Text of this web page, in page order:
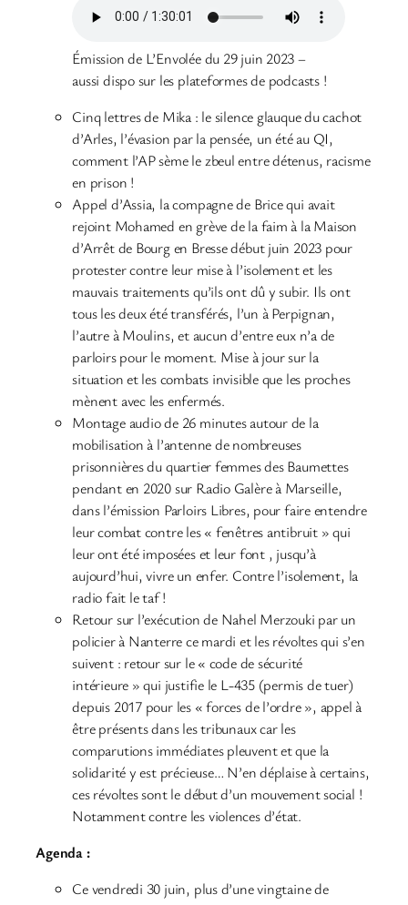
Émission de L’Envolée du 29 juin 2023 –
aussi dispo sur les plateformes de podcasts !
Cinq lettres de Mika : le silence glauque du cachot
d’Arles, l’évasion par la pensée, un été au QI,
comment l’AP sème le zbeul entre détenus, racisme
en prison !
Appel d’Assia, la compagne de Brice qui avait
rejoint Mohamed en grève de la faim à la Maison
d’Arrêt de Bourg en Bresse début juin 2023 pour
protester contre leur mise à l’isolement et les
mauvais traitements qu’ils ont dû y subir. Ils ont
tous les deux été transférés, l’un à Perpignan,
l’autre à Moulins, et aucun d’entre eux n’a de
parloirs pour le moment. Mise à jour sur la
situation et les combats invisible que les proches
mènent avec les enfermés.
Montage audio de 26 minutes autour de la
mobilisation à l’antenne de nombreuses
prisonnières du quartier femmes des Baumettes
pendant en 2020 sur Radio Galère à Marseille,
dans l’émission Parloirs Libres, pour faire entendre
leur combat contre les « fenêtres antibruit » qui
leur ont été imposées et leur font , jusqu’à
aujourd’hui, vivre un enfer. Contre l’isolement, la
radio fait le taf !
Retour sur l’exécution de Nahel Merzouki par un
policier à Nanterre ce mardi et les révoltes qui s’en
suivent : retour sur le « code de sécurité
intérieure » qui justifie le L-435 (permis de tuer)
depuis 2017 pour les « forces de l’ordre », appel à
être présents dans les tribunaux car les
comparutions immédiates pleuvent et que la
solidarité y est précieuse… N’en déplaise à certains,
ces révoltes sont le début d’un mouvement social !
Notamment contre les violences d’état.
Agenda :
Ce vendredi 30 juin, plus d’une vingtaine de